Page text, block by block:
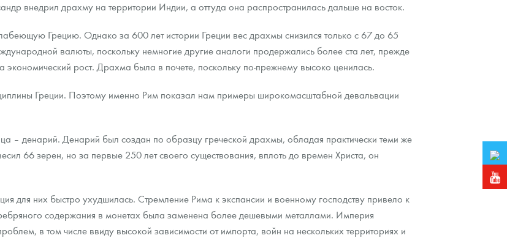
внедрил драхму на территории Индии, а оттуда она распространилась дальше на восток.
Грецию. Однако за 600 лет истории Греции вес драхмы снизился только с 67 до 65
валюты, поскольку немногие другие аналоги продержались более ста лет, прежде
рост. Драхма была в почете, поскольку по-прежнему высоко ценилась.
Греции. Поэтому именно Рим показал нам примеры широкомасштабной девальвации
– денарий. Денарий был создан по образцу греческой драхмы, обладая практически теми же
66 зерен, но за первые 250 лет своего существования, вплоть до времен Христа, он
для них быстро ухудшилась. Стремление Рима к экспансии и военному господству привело к
содержания в монетах была заменена более дешевыми металлами. Империя
в том числе ввиду высокой зависимости от импорта, войн на нескольких территориях и